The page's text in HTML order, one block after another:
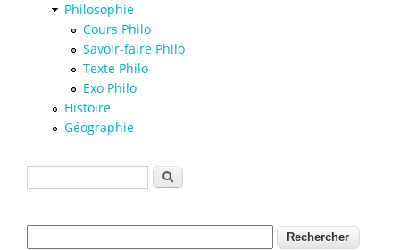
Philosophie
Cours Philo
Savoir-faire Philo
Texte Philo
Exo Philo
Histoire
Géographie
Formulaire de recherche
Rechercher